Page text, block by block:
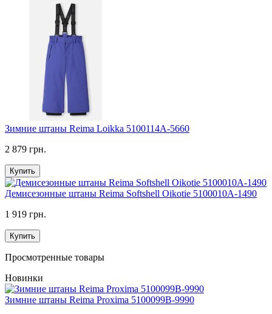
Зимние штаны Reima Loikka 5100114A-5660
2 879 грн.
Купить
Демисезонные штаны Reima Softshell Oikotie 5100010A-1490
1 919 грн.
Купить
Просмотренные товары
Новинки
Зимние штаны Reima Proxima 5100099B-9990